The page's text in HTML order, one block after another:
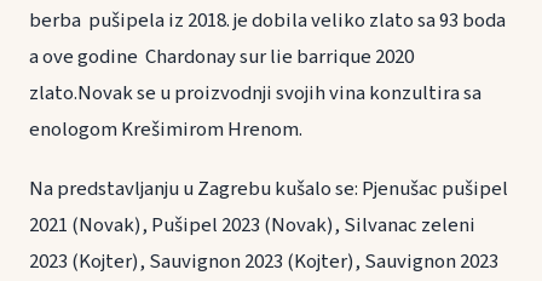
berba pušipela iz 2018. je dobila veliko zlato sa 93 boda
a ove godine Chardonay sur lie barrique 2020
zlato.Novak se u proizvodnji svojih vina konzultira sa
enologom Krešimirom Hrenom.
Na predstavljanju u Zagrebu kušalo se: Pjenušac pušipel
2021 (Novak), Pušipel 2023 (Novak), Silvanac zeleni
2023 (Kojter), Sauvignon 2023 (Kojter), Sauvignon 2023